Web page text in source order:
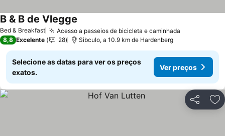
Bed & Breakfast Acesso a passeios de bicicleta e caminhada
B & B de Vlegge
8,8 Excelente 28 Sibculo, a 10.9 km de Hardenberg
Selecione as datas para ver os preços
exatos.
Ver preços
Partilhar